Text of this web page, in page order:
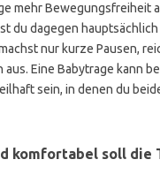
mehr Bewegungsfreiheit
du dagegen
nur kurze Pausen,
aus. Eine Babytrage kann
sein, in denen du
komfortabel soll die